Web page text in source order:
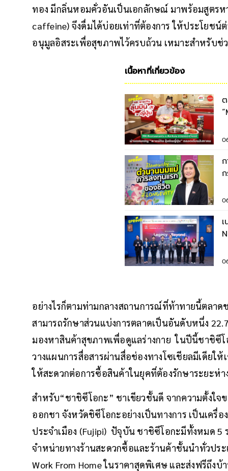
ทอง มีกลิ่นหอมคั่วอันเป็นเอกลักษณ์ มาพร้อมสูตร
caffeine) จึงดื่มได้บ่อยเท่าที่ต้องการ ให้ประโยชน์
อนุมูลอิสระเพื่อสุขภาพไว้ครบถ้วน เหมาะสำหรับช่
เนื้อหาที่เกี่ยวข้อง
อย่างไรก็ตามท่ามกลางสถานการณ์ที่ท้าทายนี้ตลาด
สามารถรักษาส่วนแบ่งการตลาดเป็นอันดับหนึ่ง
มองหาสินค้าสุขภาพเพื่อดูแลร่างกาย ในปีนี้ชาชิซึ
วางแผนการสื่อสารผ่านสื่อช่องทางโซเชียลมีเดียใ
ให้สะดวกต่อการซื้อสินค้าในยุคที่ต้องรักษาระยะห่า
สำหรับ“ชาชิซึโอกะ” ชาเขียวชั้นดี จากความตั้งใ
ออกชา จังหวัดชิซึโอกะอย่างเป็นทางการ เป็นเครื่
ประจำเมือง (Fujipi) ปัจุบัน ชาชิซึโอกะมีทั้งหมด 5
จำหน่ายทางร้านสะดวกซื้อและร้านค้าชั้นนำทั่วปร
Work From Home ในราคาสุดพิเศษ และส่งฟรีถึง